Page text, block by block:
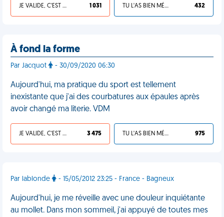
JE VALIDE, C'EST UNE VDM 1 031 TU L'AS BIEN MÉRITÉ 432
À fond la forme
Par Jacquot - 30/09/2020 06:30
Aujourd'hui, ma pratique du sport est tellement
inexistante que j'ai des courbatures aux épaules après
avoir changé ma literie. VDM
JE VALIDE, C'EST UNE VDM 3 475 TU L'AS BIEN MÉRITÉ 975
Par lablonde - 15/05/2012 23:25 - France - Bagneux
Aujourd'hui, je me réveille avec une douleur inquiétante
au mollet. Dans mon sommeil, j'ai appuyé de toutes mes